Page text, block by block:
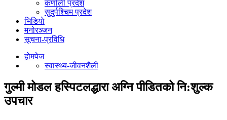
कर्णाली प्रदेश
सुदुर्पश्चिम प्रदेश
भिडियाे
मनोरञ्जन
सूचना-प्रविधि
होमपेज
स्वास्थ्य-जीवनशैली
गुल्मी मोडल हस्पिटलद्धारा अग्नि पीडितको नि:शुल्क
उपचार